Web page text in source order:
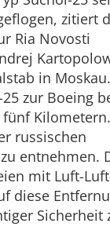
zitiert
Ria Novosti
in
zur Boeing
russischen
entnehmen.
mit Luft-
diese
Sicherheit